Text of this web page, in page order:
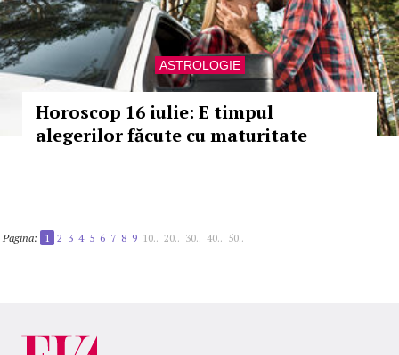
ASTROLOGIE
Horoscop 16 iulie: E timpul
alegerilor făcute cu maturitate
Pagina: 1 2 3 4 5 6 7 8 9 10.. 20.. 30.. 40.. 50..